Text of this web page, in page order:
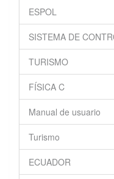
ESPOL
SISTEMA DE
TURISMO
FÍSICA C
Manual de usuario
Turismo
ECUADOR